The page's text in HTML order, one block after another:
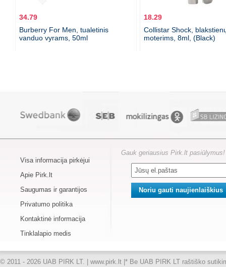
34.79
Burberry For Men, tualetinis
vanduo vyrams, 50ml
18.29
Collistar Shock,
moterims, 8ml, (Black)
Visa informacija pirkėjui
Apie Pirk.lt
Saugumas ir garantijos
Privatumo politika
Kontaktinė informacija
Tinklalapio medis
Gauk geriausius Pirk.lt pasiūlymus!
© 2011 - 2026 UAB PIRK LT. | www.pirk.lt | * Be UAB PIRK LT raštiško